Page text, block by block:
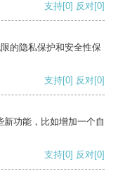
支持[0] 反对[0]
的隐私保护和安全性保
支持[0] 反对[0]
功能，比如增加一个自
支持[0] 反对[0]